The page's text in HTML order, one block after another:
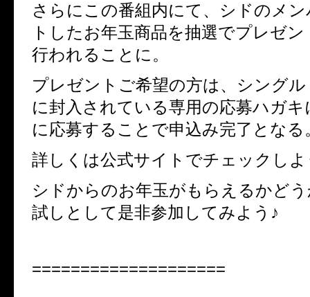
さらにこの番組内にて、シドのメ
トしたお年玉商品を抽選でプレゼ
行われることに。
プレゼントご希望の方は、シング
に封入されている専用の応募ハガキ
に応募することで申込み完了となる
詳しくは公式サイトでチェックし
シドからのお年玉がもらえるかど
試しとして是非参加してみよう♪
====================